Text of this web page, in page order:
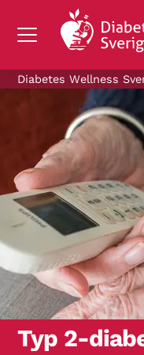
OM DIABETES
FORSKNING
NYHETER & EVENT
OM OSS
GRATIS
Blodsockerkollen
Diabetes Wellness
Typ 2-